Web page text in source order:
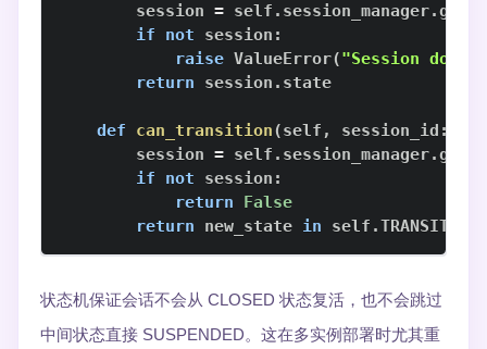
        session
= self . session_manager.
if
not session :
raise ValueError("Session does
return session .
def can_transition(self , session_id :
        session
= self . session_manager.
if
not session :
return
False
return new_state in self .TRANSITIONS
状态机保证会话不会从 CLOSED 状态复活，也不会跳过
中间状态直接 SUSPENDED。这在多实例部署时尤其重